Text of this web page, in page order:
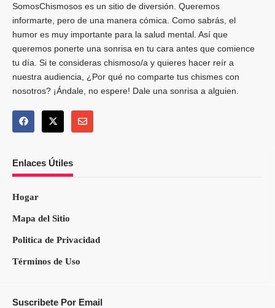
SomosChismosos es un sitio de diversión. Queremos
informarte, pero de una manera cómica. Como sabrás, el
humor es muy importante para la salud mental. Así que
queremos ponerte una sonrisa en tu cara antes que comience
tu día. Si te consideras chismoso/a y quieres hacer reír a
nuestra audiencia, ¿Por qué no comparte tus chismes con
nosotros? ¡Ándale, no espere! Dale una sonrisa a alguien.
Enlaces Útiles
Hogar
Mapa del Sitio
Politica de Privacidad
Términos de Uso
Suscribete Por Email